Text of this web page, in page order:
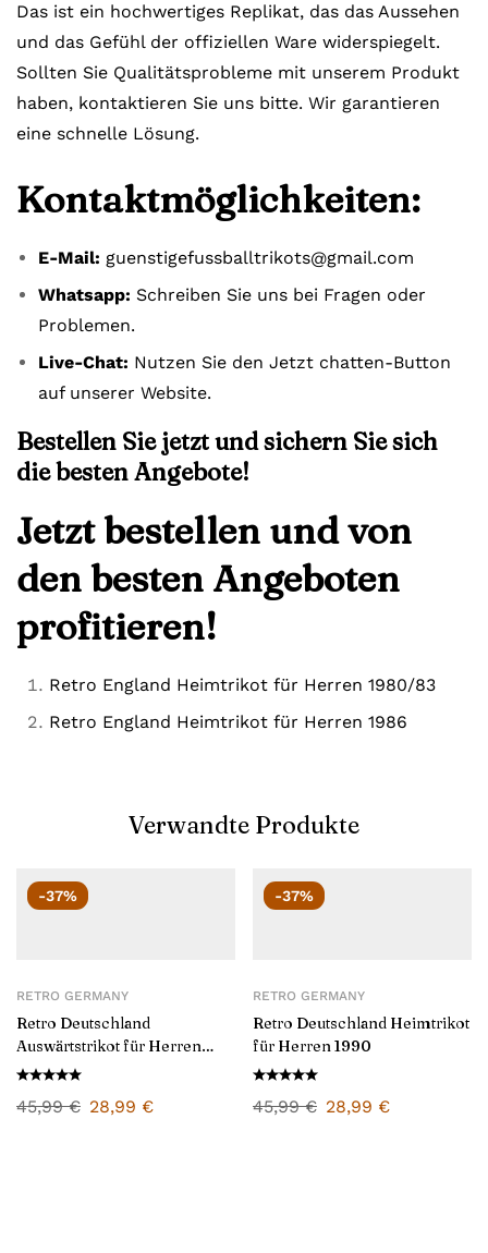
Das ist ein hochwertiges Replikat, das das Aussehen
und das Gefühl der offiziellen Ware widerspiegelt.
Sollten Sie Qualitätsprobleme mit unserem Produkt
haben, kontaktieren Sie uns bitte. Wir garantieren
eine schnelle Lösung.
Kontaktmöglichkeiten:
E-Mail: guenstigefussballtrikots@gmail.com
Whatsapp: Schreiben Sie uns bei Fragen oder
Problemen.
Live-Chat: Nutzen Sie den Jetzt chatten-Button
auf unserer Website.
Bestellen Sie jetzt und sichern Sie sich
die besten Angebote!
Jetzt bestellen und von
den besten Angeboten
profitieren!
Retro England Heimtrikot für Herren 1980/83
Retro England Heimtrikot für Herren 1986
Verwandte Produkte
-37%
RETRO GERMANY
Retro Deutschland
Auswärtstrikot für Herren
1996
45,99€ 28,99 €
-37%
RETRO GERMANY
Retro Deutschland Heimtrikot
für Herren 1990
45,99€ 28,99 €